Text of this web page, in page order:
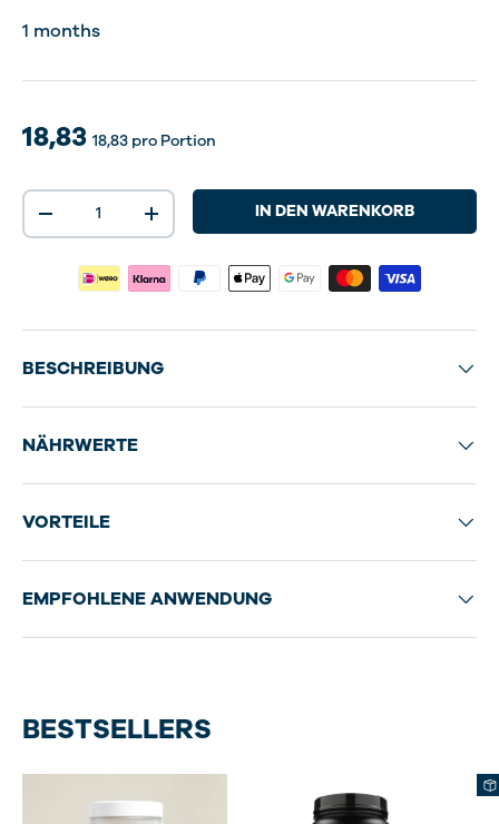
1 months2 months
18,83 18,83 pro Portion
Anzahl
-
+ IN DEN WARENKORB
BESCHREIBUNG
NÄHRWERTE
VORTEILE
EMPFOHLENE ANWENDUNG
BESTSELLERS